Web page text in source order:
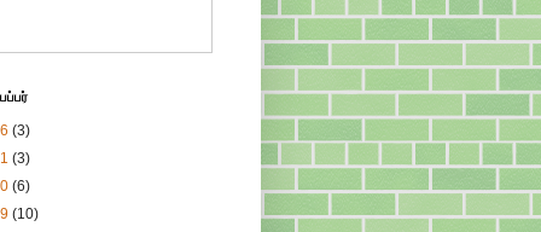
(3)
(3)
(6)
(10)